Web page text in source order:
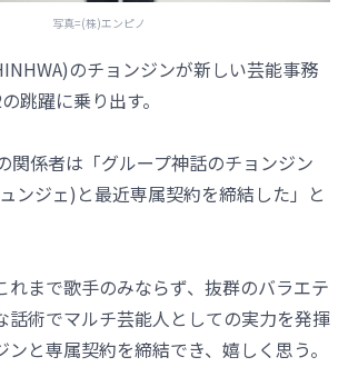
写真=(株)エンピノ
のチョンジンが新しい芸能事務
跳躍に乗り出す。
関係者は「グループ神話のチョンジン
ンジェ)と最近専属契約を締結した」と
れまで歌手のみならず、抜群のバラエテ
話術でマルチ芸能人としての実力を発揮
ンと専属契約を締結でき、嬉しく思う。